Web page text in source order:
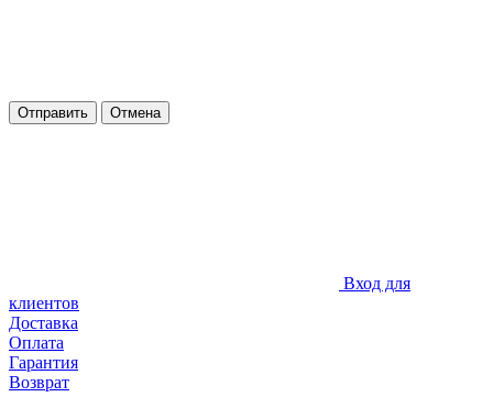
Отправить Отмена
Вход для
клиентов
Доставка
Оплата
Гарантия
Возврат